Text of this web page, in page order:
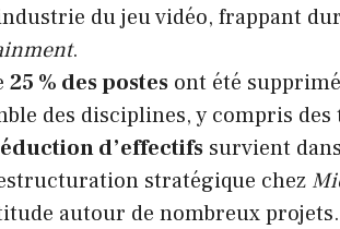
du jeu vidéo, frappant
.
25 % des postes ont été
des disciplines, y compris
d’effectifs survient
stratégique chez
autour de nombreux projets.